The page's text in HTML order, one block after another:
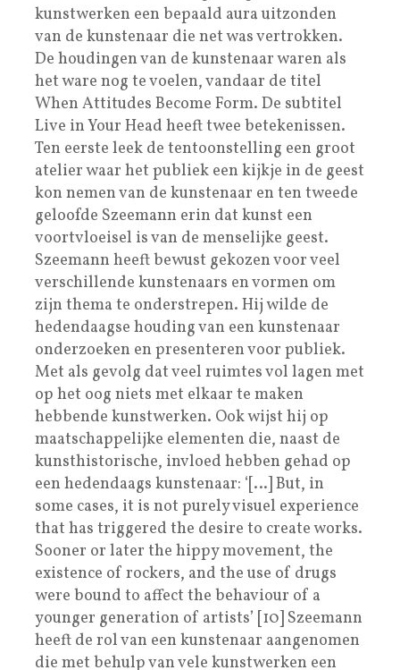
kunstwerken een bepaald aura uitzonden
van de kunstenaar die net was vertrokken.
De houdingen van de kunstenaar waren als
het ware nog te voelen, vandaar de titel
When Attitudes Become Form. De subtitel
Live in Your Head heeft twee betekenissen.
Ten eerste leek de tentoonstelling een groot
atelier waar het publiek een kijkje in de geest
kon nemen van de kunstenaar en ten tweede
geloofde Szeemann erin dat kunst een
voortvloeisel is van de menselijke geest.
Szeemann heeft bewust gekozen voor veel
verschillende kunstenaars en vormen om
zijn thema te onderstrepen. Hij wilde de
hedendaagse houding van een kunstenaar
onderzoeken en presenteren voor publiek.
Met als gevolg dat veel ruimtes vol lagen met
op het oog niets met elkaar te maken
hebbende kunstwerken. Ook wijst hij op
maatschappelijke elementen die, naast de
kunsthistorische, invloed hebben gehad op
een hedendaags kunstenaar: ‘[…] But, in
some cases, it is not purely visuel experience
that has triggered the desire to create works.
Sooner or later the hippy movement, the
existence of rockers, and the use of drugs
were bound to affect the behaviour of a
younger generation of artists’ [10] Szeemann
heeft de rol van een kunstenaar aangenomen
die met behulp van vele kunstwerken een